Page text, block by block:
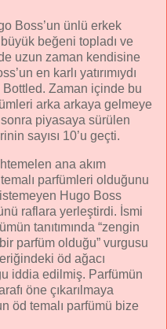
Boss’un ünlü erkek
beğeni topladı ve
uzun zaman kendisine
en karlı yatırımıydı
Bottled. Zaman içinde bu
arka arkaya gelmeye
sonra piyasaya sürülen
sayısı 10’u geçti.
ana akım
parfümleri olduğunu
Hugo Boss
raflara yerleştirdi. İsmi
tanıtımında “zengin
parfüm olduğu” vurgusu
öd ağacı
iddia edilmiş. Parfümün
öne çıkarılmaya
öd temalı parfümü bize